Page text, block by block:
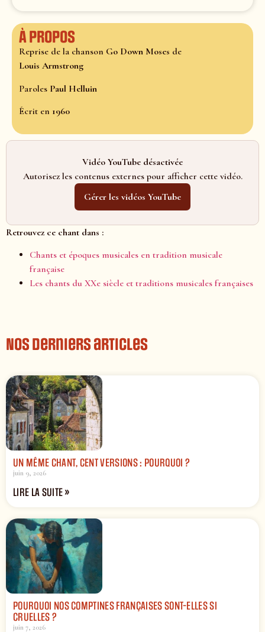
À propos
Reprise de la chanson Go Down Moses de
Louis Armstrong
Paroles Paul Helluin
Écrit en 1960
Vidéo YouTube désactivée
Autorisez les contenus externes pour afficher cette vidéo.
Gérer les vidéos YouTube
Retrouvez ce chant dans :
Chants et époques musicales en tradition musicale
française
Les chants du XXe siècle et traditions musicales françaises
Nos derniers articles
UN MÊME CHANT, CENT VERSIONS : POURQUOI ?
juin 9, 2026
LIRE LA SUITE »
POURQUOI NOS COMPTINES FRANÇAISES SONT-ELLES SI
CRUELLES ?
juin 7, 2026